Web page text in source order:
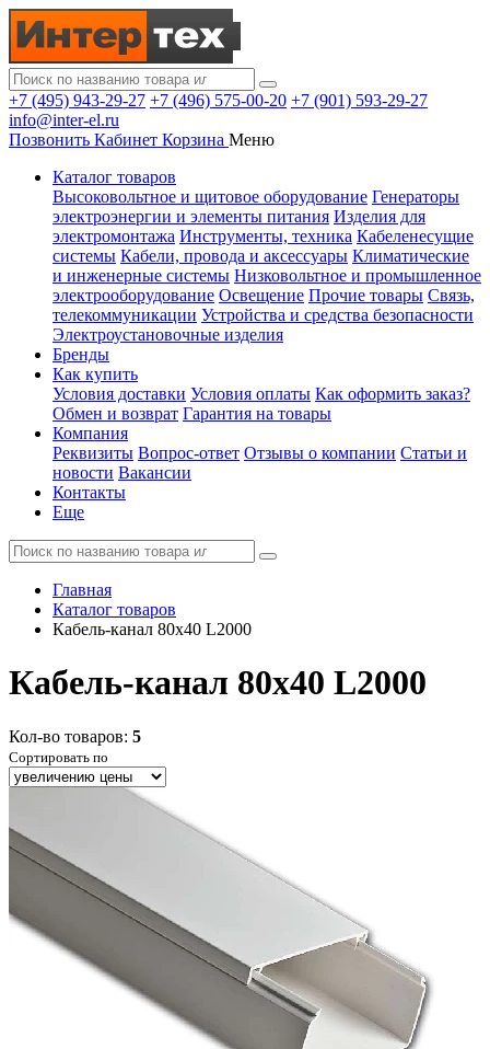
+7 (495) 943-29-27 +7 (496) 575-00-20 +7 (901) 593-29-27
info@inter-el.ru
Позвонить Кабинет Корзина Меню
Каталог товаров
Высоковольтное и щитовое оборудование Генераторы
электроэнергии и элементы питания Изделия для
электромонтажа Инструменты, техника Кабеленесущие
системы Кабели, провода и аксессуары Климатические
и инженерные системы Низковольтное и промышленное
электрооборудование Освещение Прочие товары Связь,
телекоммуникации Устройства и средства безопасности
Электроустановочные изделия
Бренды
Как купить
Условия доставки Условия оплаты Как оформить заказ?
Обмен и возврат Гарантия на товары
Компания
Реквизиты Вопрос-ответ Отзывы о компании Статьи и
новости Вакансии
Контакты
Еще
Главная
Каталог товаров
Кабель-канал 80х40 L2000
Кабель-канал 80х40 L2000
Кол-во товаров: 5
Сортировать по